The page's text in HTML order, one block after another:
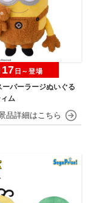
パーラージぬいぐる
ム
17 日～登場